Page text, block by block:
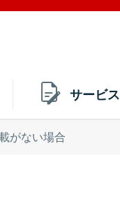
サービ
がない場合